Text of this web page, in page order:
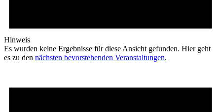
Hinweis
Es wurden keine Ergebnisse für diese Ansicht gefunden. Hier geht
es zu den nächsten bevorstehenden Veranstaltungen.